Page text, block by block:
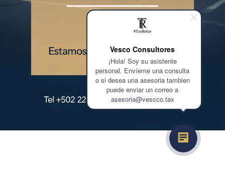
Vesco Consultores
¡Hola! Soy su asistente
personal. Envíeme una consulta
o si desea una asesoria tambien
puede enviar un correo a
asesoria@vescco.tax